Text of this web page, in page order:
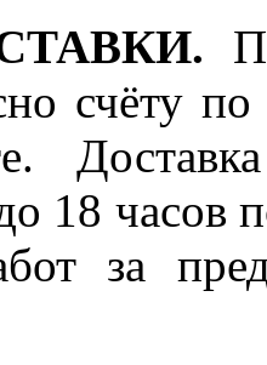
счёту
18 часов
за